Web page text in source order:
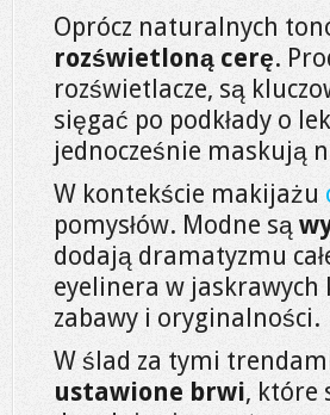
Oprócz naturalnych
rozświetloną cerę.
rozświetlacze, są
sięgać po podkłady o
jednocześnie maskują
W kontekście makijażu
pomysłów. Modne są
dodają dramatyzmu
eyelinera w
zabawy i oryginalności.
W ślad za tymi
ustawione brwi, które